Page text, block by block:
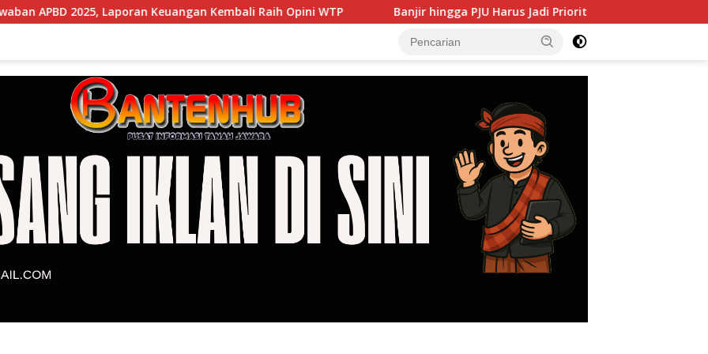
Keuangan Kembali Raih Opini WTP Banjir hingga PJU Harus Jadi Prioritas, DPRD Dorong Pemkot Cilegon